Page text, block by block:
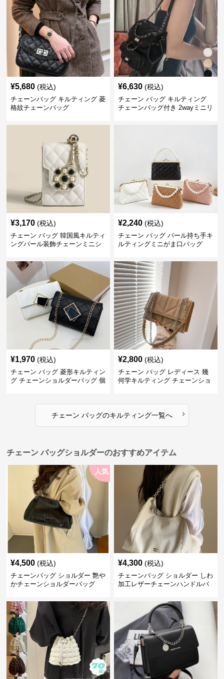
¥5,680 (税込)
チェーンバッグ キルティング 菱
格紋チェーンバッグ
¥6,630 (税込)
チェーン バッグ キルティング
チェーンバッグ付き 2wayミニリ
¥3,170 (税込)
チェーン バッグ 韓国風キルティ
ングパール装飾チェーンミニシ
¥2,240 (税込)
チェーン バッグ パール持ち手キ
ルティングミニがま口バッグ
¥1,970 (税込)
チェーン バッグ 菱形キルティン
グ チェーンショルダーバッグ 個
¥2,800 (税込)
チェーン バッグ レディース 幾
何学キルティング チェーンショ
チェーン バッグのキルティング一覧へ ›
チェーン バッグショルダーのおすすめアイテム
人気
¥4,500 (税込)
チェーンバッグ ショルダー 艶や
かチェーンショルダーバッグ
¥4,300 (税込)
チェーンバッグ ショルダー しわ
加工レザーチェーンハンドルバ